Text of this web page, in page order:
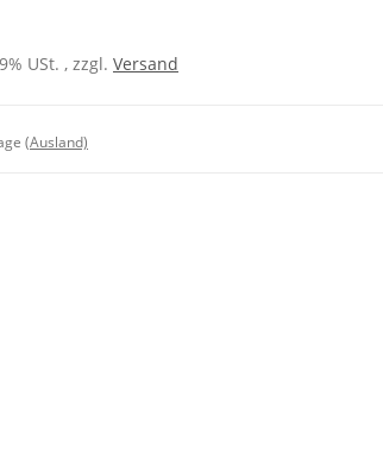
USt. , zzgl. Versand
(Ausland)